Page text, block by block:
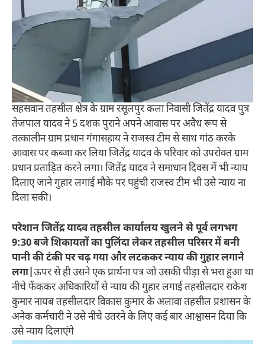
सहसवान तहसील क्षेत्र के ग्राम रसूलपुर कला निवासी जितेंद्र यादव पुत्र
तेजपाल यादव ने 5 दशक पुराने अपने आवास पर अवैध रूप से
तत्कालीन ग्राम प्रधान गंगासहाय ने राजस्व टीम से साथ गांठ करके
आवास पर कब्जा कर लिया जितेंद्र यादव के परिवार को उपरोक्त ग्राम
प्रधान प्रताड़ित करने लगा। जितेंद्र यादव ने समाधान दिवस में भी न्याय
दिलाए जाने गुहार लगाई मौके पर पहुंची राजस्व टीम भी उसे न्याय ना
दिला सकी।
परेशान जितेंद्र यादव तहसील कार्यालय खुलने से पूर्व लगभग
9:30 बजे शिकायतों का पुलिंदा लेकर तहसील परिसर में बनी
पानी की टंकी पर चढ़ गया और लटककर न्याय की गुहार लगाने
लगा| ऊपर से ही उसने एक प्रार्थना पत्र जो उसकी पीड़ा से भरा हुआ था
नीचे फेंककर अधिकारियों से न्याय की गुहार लगाई तहसीलदार राकेश
कुमार नायब तहसीलदार विकास कुमार के अलावा तहसील प्रशासन के
अनेक कर्मचारी ने उसे नीचे उतरने के लिए कई बार आश्वासन दिया कि
उसे न्याय दिलाएंगे